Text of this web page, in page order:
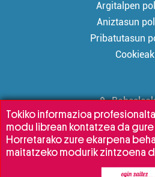
Argitalpen
Aniztasun
Pribatutasun
Cookieak
Tokiko informazioa
modu librean kontatzea da
Horretarako zure ekarpena
maitatzeko modurik zintzoena